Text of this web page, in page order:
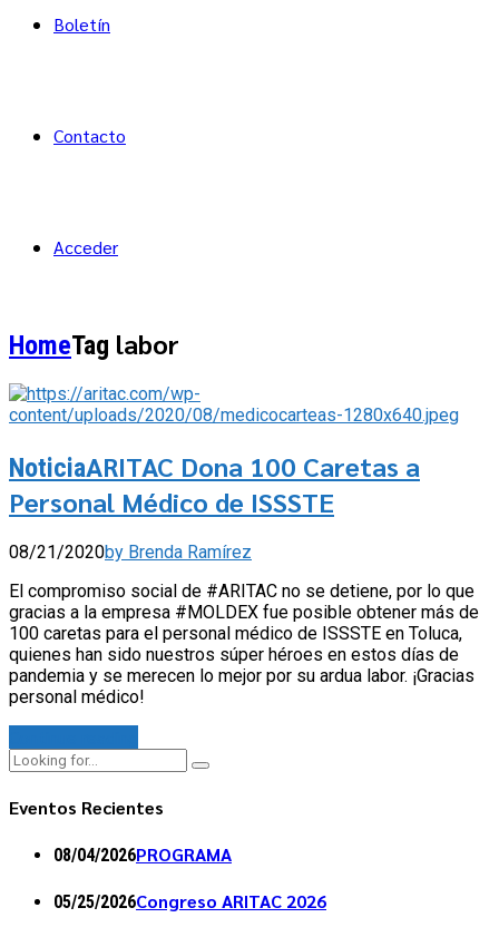
Boletín
Contacto
Acceder
HomeTag labor
NoticiaARITAC Dona 100 Caretas a
Personal Médico de ISSSTE
08/21/2020by Brenda Ramírez
El compromiso social de #ARITAC no se detiene, por lo que
gracias a la empresa #MOLDEX fue posible obtener más de
100 caretas para el personal médico de ISSSTE en Toluca,
quienes han sido nuestros súper héroes en estos días de
pandemia y se merecen lo mejor por su ardua labor. ¡Gracias
personal médico!
Eventos Recientes
08/04/2026PROGRAMA
05/25/2026Congreso ARITAC 2026